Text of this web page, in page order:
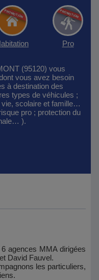
Pro
(95120) vous
vous avez besoin
à destination des
types de véhicules ;
scolaire et famille…
pro ; protection du
).
agences MMA dirigées
David Fauvel.
les particuliers,